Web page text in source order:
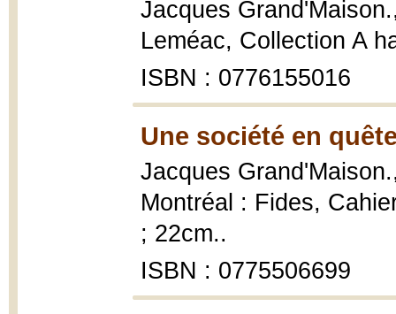
Jacques
Leméac, Collection A
ISBN : 0776155016
Une société en
Jacques
Montréal : Fides,
; 22cm..
ISBN : 0775506699